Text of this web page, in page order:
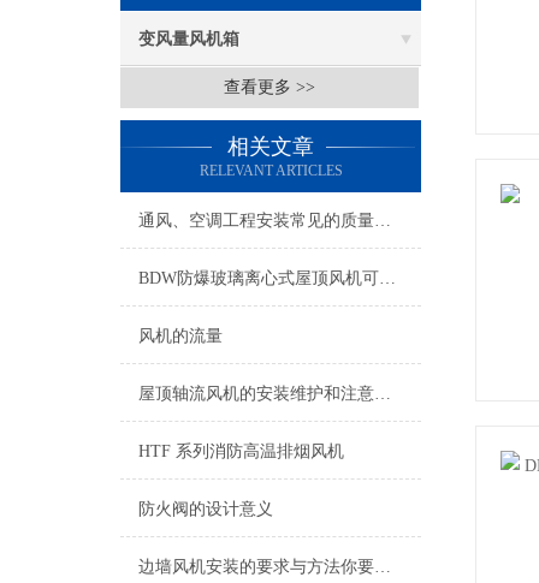
变风量风机箱
查看更多 >>
相关文章
RELEVANT ARTICLES
通风、空调工程安装常见的质量通病
BDW防爆玻璃离心式屋顶风机可为用户代为设计、并加工制作
风机的流量
屋顶轴流风机的安装维护和注意事项
HTF 系列消防高温排烟风机
防火阀的设计意义
边墙风机安装的要求与方法你要知道